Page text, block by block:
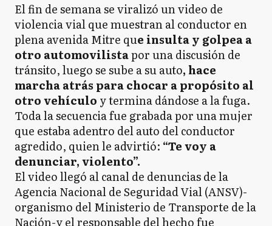
El fin de semana se viralizó un video de
violencia vial que muestran al conductor en
plena avenida Mitre que insulta y golpea a
otro automovilistapor una discusión de
tránsito, luego se sube a su auto, hace
marcha atrás para chocar a propósito al
otro vehículo y termina dándose a la fuga.
Toda la secuencia fue grabada por una mujer
que estaba adentro del auto del conductor
agredido, quien le advirtió: “Te voy a
denunciar, violento”.
El video llegó al canal de denuncias de la
Agencia Nacional de Seguridad Vial (ANSV)-
organismo del Ministerio de Transporte de la
Nación-y el responsable del hecho fue